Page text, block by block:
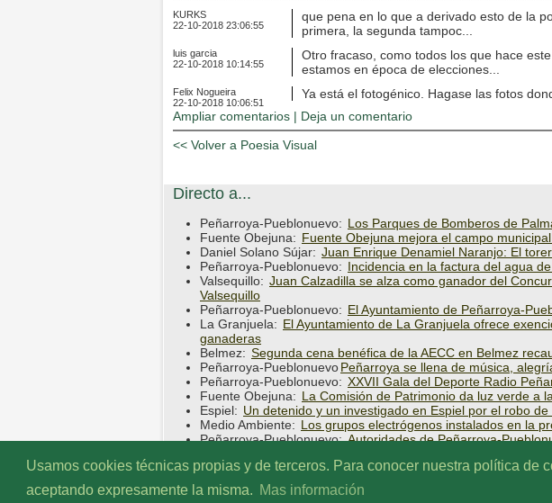
Usamos cookies técnicas propias y de terceros. Para conocer nuestra política
aceptando expresamente la misma. Mas información
KURKS
22-10-2018 23:06:55
que pena en lo que a derivado esto de la
primera, la segunda tampoc...
luis garcia
22-10-2018 10:14:55
Otro fracaso, como todos los que hace
estamos en época de elecciones...
Felix Nogueira
22-10-2018 10:06:51
Ya está el fotogénico. Hagase las fotos
Ampliar comentarios | Deja un comentario
<< Volver a Poesia Visual
Directo a...
Peñarroya-Pueblonuevo: Los Parques de Bomberos de
Fuente Obejuna: Fuente Obejuna mejora el campo
Daniel Solano Sújar: Juan Enrique Denamiel Naranjo: El
Peñarroya-Pueblonuevo: Incidencia en la factura del agua
Valsequillo: Juan Calzadilla se alza como ganador del
Valsequillo
Peñarroya-Pueblonuevo: El Ayuntamiento de Peñarroya-
La Granjuela: El Ayuntamiento de La Granjuela ofrece
ganaderas
Belmez: Segunda cena benéfica de la AECC en Belmez
Peñarroya-PueblonuevoPeñarroya se llena de música,
Peñarroya-Pueblonuevo: XXVII Gala del Deporte Radio
Fuente Obejuna: La Comisión de Patrimonio da luz verde a
Espiel: Un detenido y un investigado en Espiel por el robo
Medio Ambiente: Los grupos electrógenos instalados en la
Peñarroya-Pueblonuevo:Autoridades de Peñarroya-
© INFOGUADIATO.COM | Tfno: 670 97 99 88 |